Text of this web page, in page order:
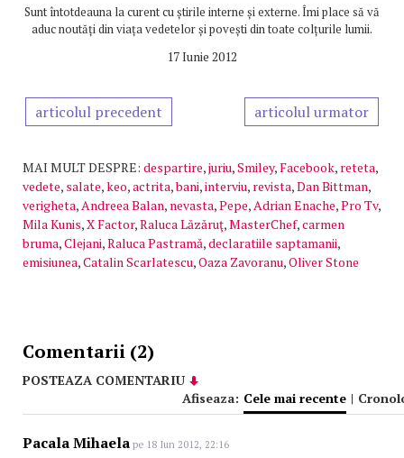
Sunt întotdeauna la curent cu știrile interne și externe. Îmi place să vă
aduc noutăți din viața vedetelor și povești din toate colțurile lumii.
17 Iunie 2012
articolul precedent articolul urmator
MAI MULT DESPRE: despartire,juriu,Smiley,Facebook, reteta,
vedete, salate,keo,actrita,bani,interviu, revista,Dan Bittman,
verigheta,Andreea Balan, nevasta,Pepe,Adrian Enache,Pro Tv,
Mila Kunis,X Factor,Raluca Lăzăruţ,MasterChef,carmen
bruma,Clejani,Raluca Pastramă,declaratiile saptamanii,
emisiunea,Catalin Scarlatescu,Oaza Zavoranu,Oliver Stone
Comentarii (2)
POSTEAZA COMENTARIU
Afiseaza: Cele mai recente |
Pacala Mihaela pe 18 Iun 2012, 22:16